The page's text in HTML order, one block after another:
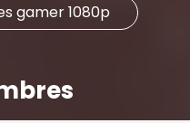
gamer 1080p